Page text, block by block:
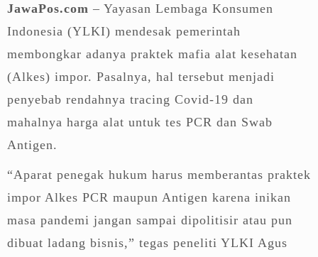
JawaPos.com – Yayasan Lembaga Konsumen
Indonesia (YLKI) mendesak pemerintah
membongkar adanya praktek mafia alat kesehatan
(Alkes) impor. Pasalnya, hal tersebut menjadi
penyebab rendahnya tracing Covid-19 dan
mahalnya harga alat untuk tes PCR dan Swab
Antigen.
“Aparat penegak hukum harus memberantas praktek
impor Alkes PCR maupun Antigen karena inikan
masa pandemi jangan sampai dipolitisir atau pun
dibuat ladang bisnis,” tegas peneliti YLKI Agus